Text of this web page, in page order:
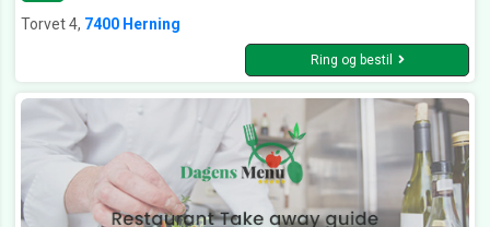
Torvet 4, 7400 Herning
Ring og bestil